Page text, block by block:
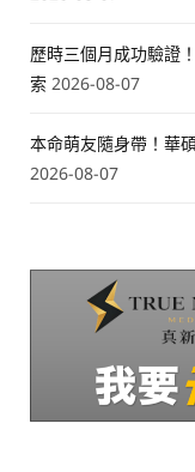
歷時三個月成功驗證
索 2026-08-07
本命萌友隨身帶！華
2026-08-07